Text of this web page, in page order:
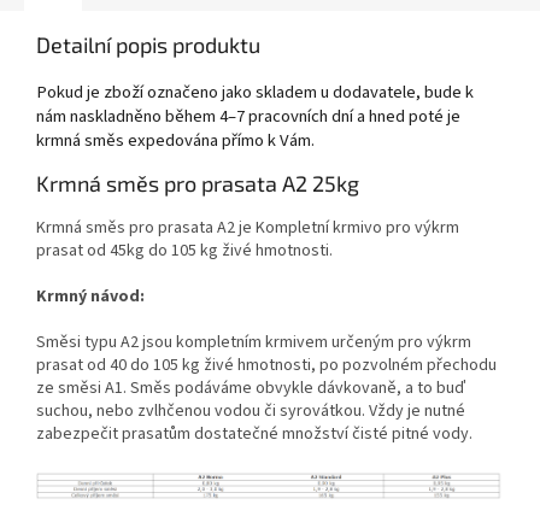
Detailní popis produktu
Pokud je zboží označeno jako skladem u dodavatele, bude k
nám naskladněno během 4–7 pracovních dní a hned poté je
krmná směs expedována přímo k Vám.
Krmná směs pro prasata A2 25kg
Krmná směs pro prasata A2 je Kompletní krmivo pro výkrm
prasat od 45kg do 105 kg živé hmotnosti.
Krmný návod:
Směsi typu A2 jsou kompletním krmivem určeným pro výkrm
prasat od 40 do 105 kg živé hmotnosti, po pozvolném přechodu
ze směsi A1. Směs podáváme obvykle dávkovaně, a to buď
suchou, nebo zvlhčenou vodou či syrovátkou. Vždy je nutné
zabezpečit prasatům dostatečné množství čisté pitné vody.